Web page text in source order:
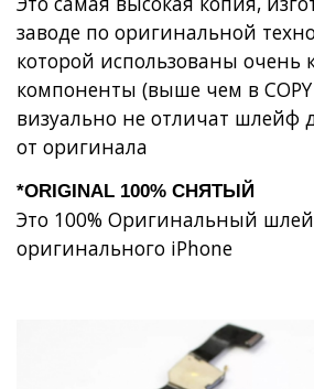
заводе по оригинальной
которой использованы очень
компоненты (выше чем в
визуально не отличат шлейф
от оригинала
*ORIGINAL 100% СНЯТЫЙ
Это 100% Оригинальный
оригинального iPhone